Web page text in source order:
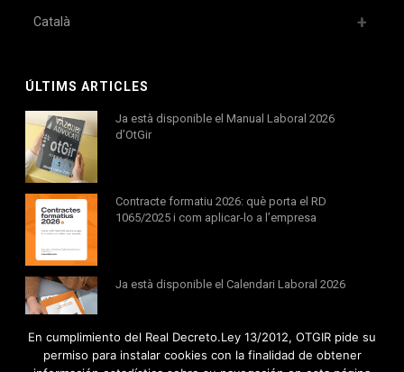
Català
ÚLTIMS ARTICLES
Ja està disponible el Manual Laboral 2026
d’OtGir
Contracte formatiu 2026: què porta el RD
1065/2025 i com aplicar-lo a l’empresa
Ja està disponible el Calendari Laboral 2026
En cumplimiento del Real Decreto.Ley 13/2012, OTGIR pide su
permiso para instalar cookies con la finalidad de obtener